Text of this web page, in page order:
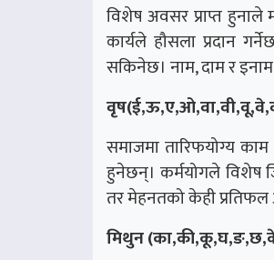
विशेष अवसर प्राप्त
कार्यले हौसला प्रदान
सकिनेछ। नाम, दाम र
समाजमा तारिफयोग्य
हुनेछन्। कर्मयोगले विशेष
तर मेहनतको केही
मिथुन